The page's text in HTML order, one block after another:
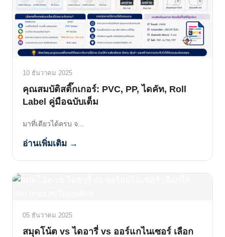
10 ธันวาคม 2025
คุณสมบัติสติ๊กเกอร์: PVC, PP, ไดคัท, Roll
Label คู่มือฉบับเต็ม
มาที่เดียวได้ครบ จ...
อ่านเพิ่มเติม →
05 ธันวาคม 2025
สมุดโน้ต vs ไดอารี่ vs ออร์แกไนเซอร์ เลือก